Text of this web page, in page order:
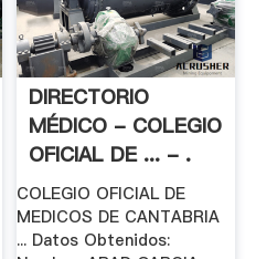
DIRECTORIO
MÉDICO - COLEGIO
OFICIAL DE ... - .
COLEGIO OFICIAL DE
MEDICOS DE CANTABRIA
... Datos Obtenidos: